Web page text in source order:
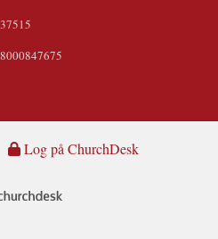
Log på ChurchDesk